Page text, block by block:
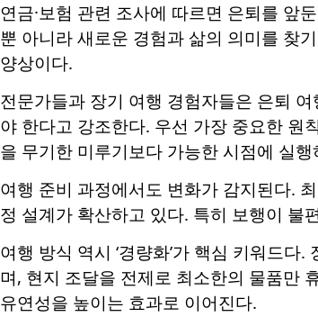
연금·보험 관련 조사에 따르면 은퇴를 앞
뿐 아니라 새로운 경험과 삶의 의미를 찾
양상이다.
전문가들과 장기 여행 경험자들은 은퇴
야 한다고 강조한다. 우선 가장 중요한 원
을 무기한 미루기보다 가능한 시점에 실
여행 준비 과정에서도 변화가 감지된다.
정 설계가 확산하고 있다. 특히 보행이 불
여행 방식 역시 ‘경량화’가 핵심 키워드
며, 현지 조달을 전제로 최소한의 물품만
유연성을 높이는 효과로 이어진다.